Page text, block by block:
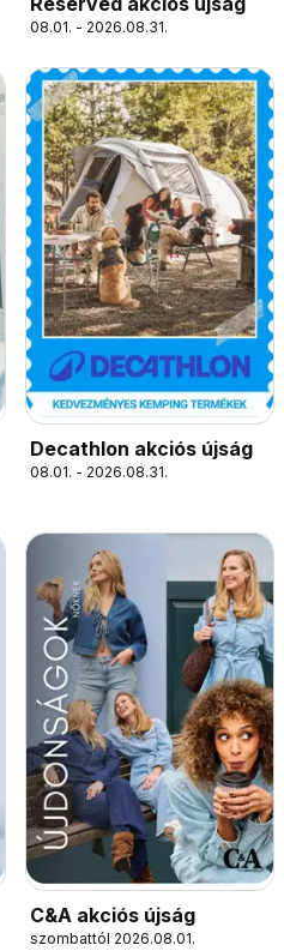
08.01. - 2026.08.31.
Decathlon akciós újság
08.01. - 2026.08.31.
C&A akciós újság
szombattól 2026.08.01.